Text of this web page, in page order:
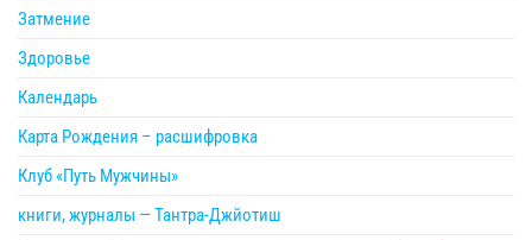
Затмение
Здоровье
Календарь
Карта Рождения – расшифровка
Клуб «Путь Мужчины»
книги, журналы — Тантра-Джйотиш